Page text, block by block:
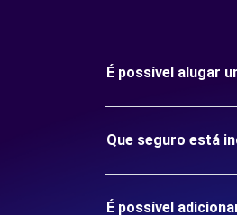
É possível alugar
Que seguro está
É possível